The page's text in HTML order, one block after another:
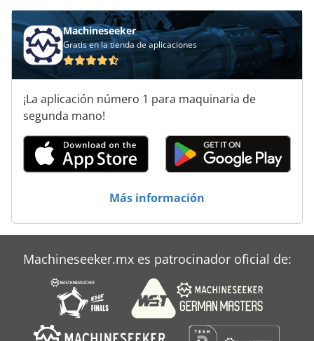
Tirada Del Taladro
Torneado De Copia
Torno De Turncraft
Trefiladora De Alambre
Tunel De Secado
Túnel De Encogimiento
Machineseeker
Gratis en la tienda de aplicaciones
¡La aplicación número 1 para maquinaria de
segunda mano!
Más información
Machineseeker.mx es patrocinador oficial de: